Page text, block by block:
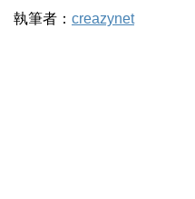
執筆者： creazynet